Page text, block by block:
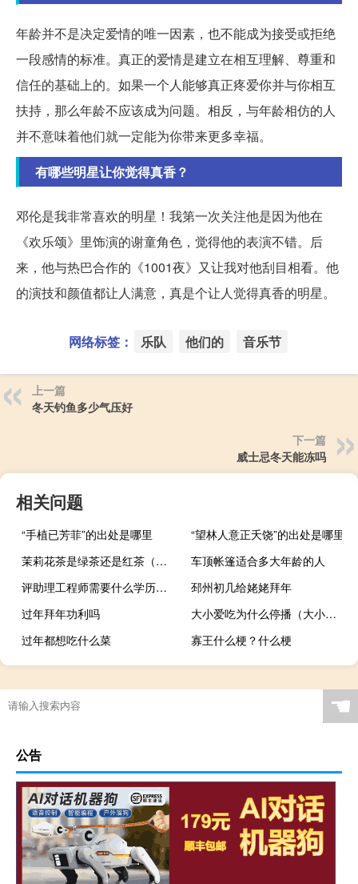
年龄并不是决定爱情的唯一因素，也不能成为接受或拒绝
一段感情的标准。真正的爱情是建立在相互理解、尊重和
信任的基础上的。如果一个人能够真正疼爱你并与你相互
扶持，那么年龄不应该成为问题。相反，与年龄相仿的人
并不意味着他们就一定能为你带来更多幸福。
有哪些明星让你觉得真香？
邓伦是我非常喜欢的明星！我第一次关注他是因为他在
《欢乐颂》里饰演的谢童角色，觉得他的表演不错。后
来，他与热巴合作的《1001夜》又让我对他刮目相看。他
的演技和颜值都让人满意，真是个让人觉得真香的明星。
网络标签： 乐队 他们的 音乐节
上一篇
冬天钓鱼多少气压好
下一篇
威士忌冬天能冻吗
相关问题
“手植已芳菲”的出处是哪里
“望林人意正夭饶”的出处是哪里
茉莉花茶是绿茶还是红茶（茉莉花茶是红茶还是绿茶）
车顶帐篷适合多大年龄的人
评助理工程师需要什么学历（评助理工程师需要什么材料）
邳州初几给姥姥拜年
过年拜年功利吗
大小爱吃为什么停播（大小爱吃）
过年都想吃什么菜
寡王什么梗？什么梗
☚
公告